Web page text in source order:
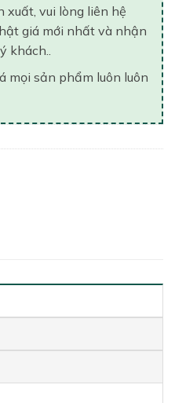
xuất, vui lòng liên hệ
giá mới nhất và nhận
khách..
mọi sản phẩm luôn luôn